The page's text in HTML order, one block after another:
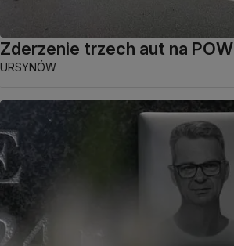
Zderzenie trzech aut na POW
URSYNÓW